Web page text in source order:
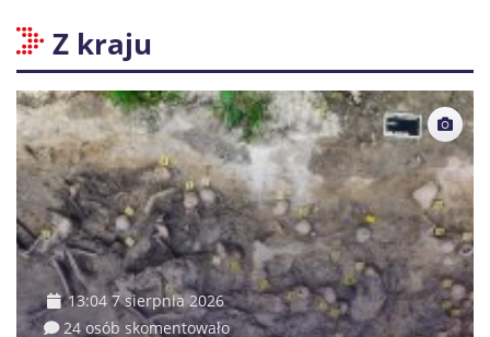
Z kraju
13:04 7 sierpnia 2026
24 osób skomentowało